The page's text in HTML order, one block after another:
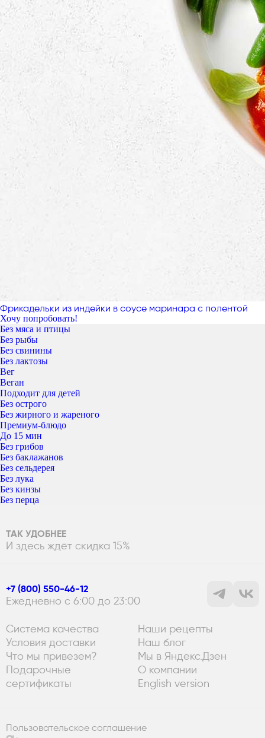
Фрикадельки из индейки в соусе маринара с полентой
Хочу попробовать!
Без мяса и птицы
Без рыбы
Без свинины
Без лактозы
Вег
Веган
Подходит для детей
Без острого
Без жирного и жареного
Премиум-блюдо
До 15 мин
Без грибов
Без баклажанов
Без сельдерея
Без лука
Без кинзы
Без перца
ТАК УДОБНЕЕ
И здесь ждёт скидка 15%
+7 (800) 550-46-12
Ежедневно с 6:00 до 23:00
Система качества
Условия доставки
Что мы привезем?
Подарочные
сертификаты
Наши рецепты
Наш блог
Мы в Яндекс.Дзен
О компании
English version
Пользовательское соглашение